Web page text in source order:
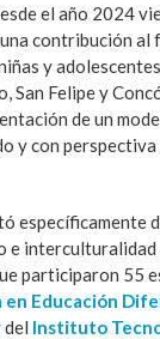
el año 2024
contribución
y
San Felipe y
de un
y con perspectiva
específicamente
e interculturalidad
participaron 55
en Educación
del Instituto